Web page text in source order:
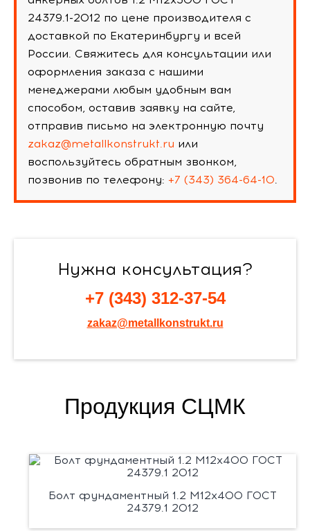
24379.1-2012 по цене производителя с
доставкой по Екатеринбургу и всей
России. Свяжитесь для консультации или
оформления заказа с нашими
менеджерами любым удобным вам
способом, оставив заявку на сайте,
отправив письмо на электронную почту
zakaz@metallkonstrukt.ru или
воспользуйтесь обратным звонком,
позвонив по телефону: +7 (343) 364-64-10.
Нужна консультация?
+7 (343) 312-37-54
zakaz@metallkonstrukt.ru
Продукция СЦМК
Болт фундаментный 1.2 М12х400 ГОСТ
24379.1 2012